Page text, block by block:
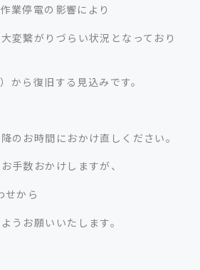
業停電の影響により
変繋がりづらい状況となっており
ら復旧する見込みです。
のお時間におかけ直しください。
手数おかけしますが、
せから
うお願いいたします。